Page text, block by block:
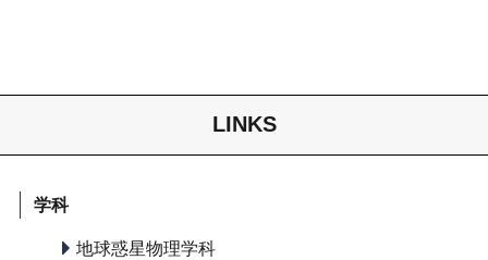
LINKS
学科
地球惑星物理学科